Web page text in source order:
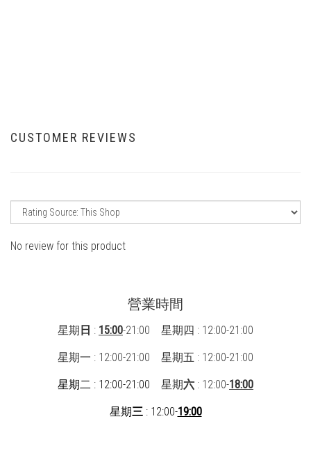
CUSTOMER REVIEWS
No review for this product
營業時間
星期 日 : 15:00-21:00 星期四 : 12:00-21:00
星期一 : 12:00-21:00 星期五 : 12:00-21:00
星期二 : 12:00-21:00 星期六 : 12:00-18:00
星期三: 12:00-19:00